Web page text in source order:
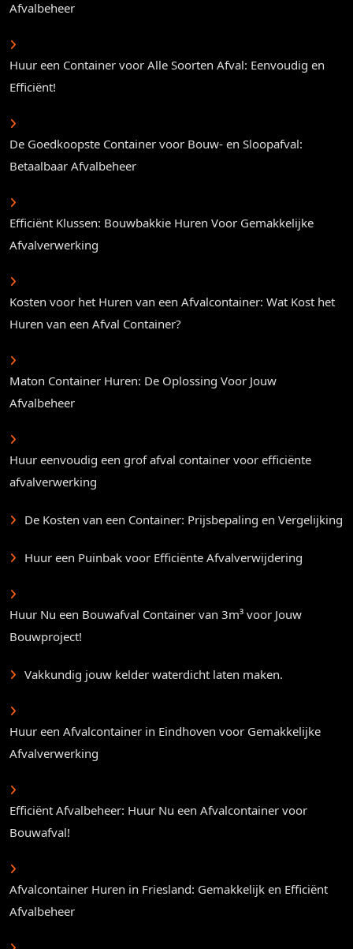
Afvalbeheer
Huur een Container voor Alle Soorten Afval: Eenvoudig en
Efficiënt!
De Goedkoopste Container voor Bouw- en Sloopafval:
Betaalbaar Afvalbeheer
Efficiënt Klussen: Bouwbakkie Huren Voor Gemakkelijke
Afvalverwerking
Kosten voor het Huren van een Afvalcontainer: Wat Kost het
Huren van een Afval Container?
Maton Container Huren: De Oplossing Voor Jouw
Afvalbeheer
Huur eenvoudig een grof afval container voor efficiënte
afvalverwerking
De Kosten van een Container: Prijsbepaling en Vergelijking
Huur een Puinbak voor Efficiënte Afvalverwijdering
Huur Nu een Bouwafval Container van 3m³ voor Jouw
Bouwproject!
Vakkundig jouw kelder waterdicht laten maken.
Huur een Afvalcontainer in Eindhoven voor Gemakkelijke
Afvalverwerking
Efficiënt Afvalbeheer: Huur Nu een Afvalcontainer voor
Bouwafval!
Afvalcontainer Huren in Friesland: Gemakkelijk en Efficiënt
Afvalbeheer